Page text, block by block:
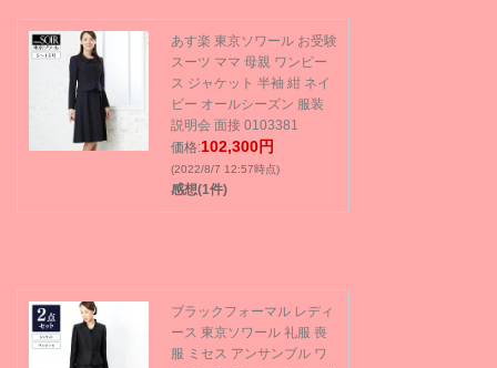
あす楽 東京ソワール お受験
スーツ ママ 母親 ワンピー
ス ジャケット 半袖 紺 ネイ
ビー オールシーズン 服装
説明会 面接 0103381
価格:102,300円
(2022/8/7 12:57時点)
感想(1件)
ブラックフォーマル レディ
ース 東京ソワール 礼服 喪
服 ミセス アンサンブル ワ